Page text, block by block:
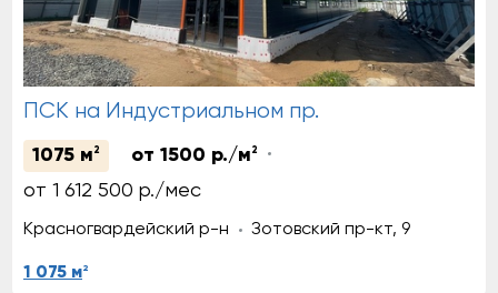
ПСК на Индустриальном пр.
1075 м 2 от 1500 р./м 2
от 1 612 500 р./мес
Красногвардейский р-н Зотовский пр-кт, 9
1 075 м2